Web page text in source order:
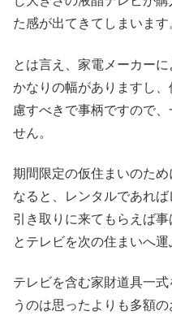
た感が出てきてしまいます
とは言え、家電メーカー
かなりの幅がありますし
慮すべきで事柄ですので
せん。
期間限定の仮住まいのた
なると、レンタルであれ
引き取りに来てもらえば
とテレビを次の住まいへ
テレビを含む家財道具一
うのは思ったよりも多額